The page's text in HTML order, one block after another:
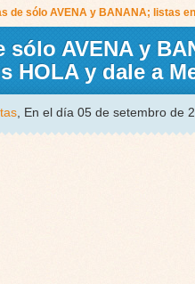
de sólo AVENA y BANANA; listas
sólo AVENA y
HOLA y dale a
, En el día 05 de setembro de